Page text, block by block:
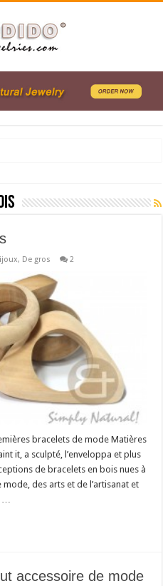
, De gros 2
bracelets de mode Matières
it, a sculpté, l’enveloppa et plus
de bracelets en bois nues à
des arts et de l’artisanat et
…
accessoire de mode